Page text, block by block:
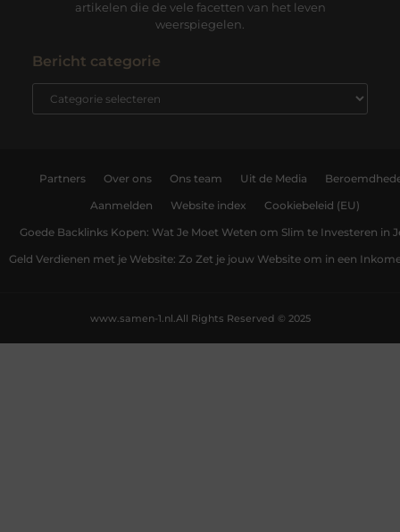
artikelen die de vele facetten van het leven
weerspiegelen.
Bericht categorie
Partners Over ons Ons team Uit de Media
Aanmelden Website index Cookiebeleid (EU)
Goede Backlinks Kopen: Wat Je Moet Weten om Slim te Investeren in
Geld Verdienen met je Website: Zo Zet je jouw Website om in een
All Rights Reserved © 2025
www.samen-1.nl.